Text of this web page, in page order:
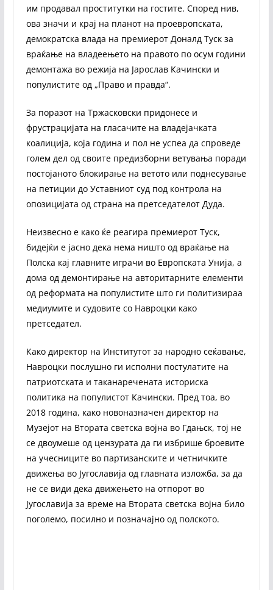
им продавал проститутки на гостите. Според нив,
ова значи и крај на планот на проевропската,
демократска влада на премиерот Доналд Туск за
враќање на владеењето на правото по осум години
демонтажа во режија на Јарослав Качински и
популистите од „Право и правда“.
За поразот на Тржасковски придонесе и
фрустрацијата на гласачите на владејачката
коалиција, која година и пол не успеа да спроведе
голем дел од своите предизборни ветувања поради
постојаното блокирање на ветото или поднесување
на петиции до Уставниот суд под контрола на
опозицијата од страна на претседателот Дуда.
Неизвесно е како ќе реагира премиерот Туск,
бидејќи е јасно дека нема ништо од враќање на
Полска кај главните играчи во Европската Унија, а
дома од демонтирање на авторитарните елементи
од реформата на популистите што ги политизираа
медиумите и судовите со Навроцки како
претседател.
Како директор на Институтот за народно сеќавање,
Навроцки послушно ги исполни постулатите на
патриотската и таканаречената историска
политика на популистот Качински. Пред тоа, во
2018 година, како новоназначен директор на
Музејот на Втората светска војна во Гдањск, тој не
се двоумеше од цензурата да ги избрише броевите
на учесниците во партизанските и четничките
движења во Југославија од главната изложба, за да
не се види дека движењето на отпорот во
Југославија за време на Втората светска војна било
поголемо, посилно и позначајно од полското.